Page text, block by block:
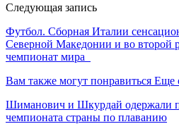
Следующая запись
Футбол. Сборная Италии
Северной Македонии и во второй
чемпионат мира
Вам также могут понравиться Еще
Шиманович и Шкурдай одержали
чемпионата страны по плаванию